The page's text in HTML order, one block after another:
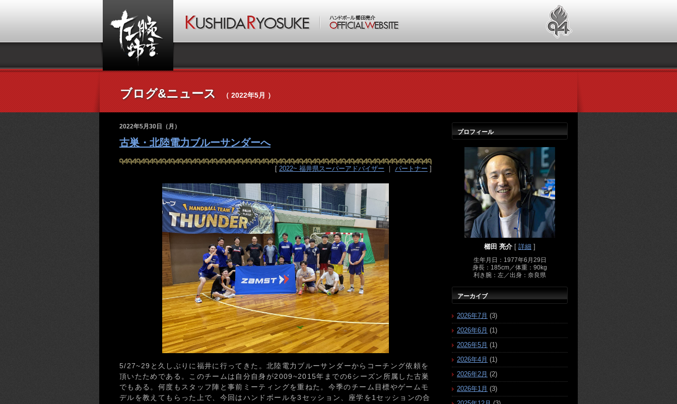
ブログ&ニュース （ 2022年5月 ）
2022年5月30日（月）
古巣・北陸電力ブルーサンダーへ
[ 2022~ 福井県スーパーアドバイザー ｜ パートナー ]
5/27~29と久しぶりに福井に行ってきた。北陸電力ブルーサンダーからコーチング依頼を
頂いたためである。このチームは自分自身が2009~2015年までの6シーズン所属した古巣
でもある。何度もスタッフ陣と事前ミーティングを重ねた。今季のチーム目標やゲームモ
デルを教えてもらった上で、今回はハンドボールを3セッション、座学を1セッションの合
プロフィール
櫛田 亮介 [ 詳細 ]
生年月日：1977年6月29日
身長：185cm／体重：90kg
利き腕：左／出身：奈良県
アーカイブ
2026年7月 (3)
2026年6月 (1)
2026年5月 (1)
2026年4月 (1)
2026年2月 (2)
2026年1月 (3)